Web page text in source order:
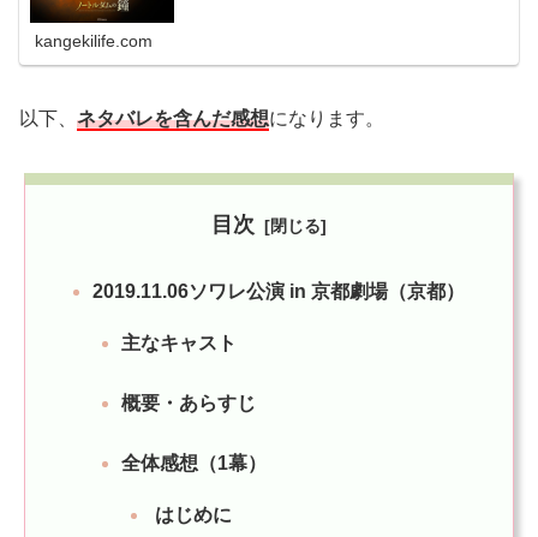
kangekilife.com
以下、 ネタバレを含んだ感想になります。
目次
2019.11.06ソワレ公演 in 京都劇場（京都）
主なキャスト
概要・あらすじ
全体感想（1幕）
はじめに